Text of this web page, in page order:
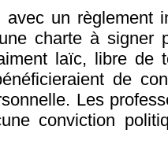
un règlement
charte à signer
laïc, libre de
de
Les
conviction